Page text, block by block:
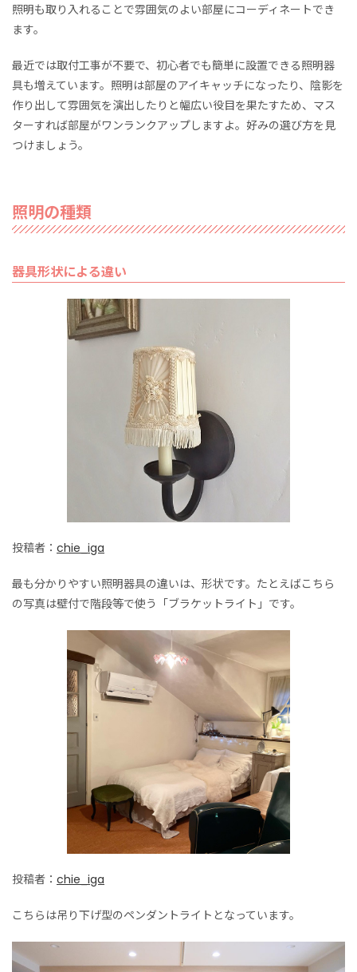
照明も取り入れることで雰囲気のよい部屋にコーディネートでき
ます。
最近では取付工事が不要で、初心者でも簡単に設置できる照明器
具も増えています。照明は部屋のアイキャッチになったり、陰影を
作り出して雰囲気を演出したりと幅広い役目を果たすため、マス
ターすれば部屋がワンランクアップしますよ。好みの選び方を見
つけましょう。
照明の種類
器具形状による違い
投稿者： chie_iga
最も分かりやすい照明器具の違いは、形状です。たとえばこちら
の写真は壁付で階段等で使う「ブラケットライト」です。
投稿者： chie_iga
こちらは吊り下げ型のペンダントライトとなっています。